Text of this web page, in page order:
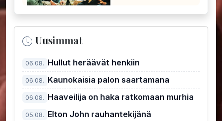
Uusimmat
06.08. Hullut heräävät henkiin
06.08. Kaunokaisia palon saartamana
06.08. Haaveilija on haka ratkomaan murhia
05.08. Elton John rauhantekijänä